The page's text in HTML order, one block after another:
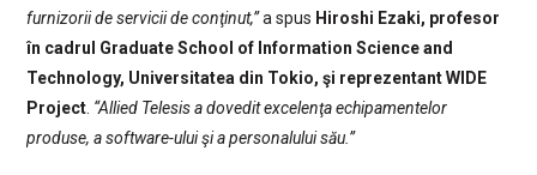
furnizorii de servicii de conţinut,”a spus Hiroshi Ezaki, profesor
în cadrul Graduate School of Information Science and
Technology, Universitatea din Tokio, şi reprezentant WIDE
Project. “Allied Telesis a dovedit excelenţa echipamentelor
produse, a software-ului şi a personalului său.”